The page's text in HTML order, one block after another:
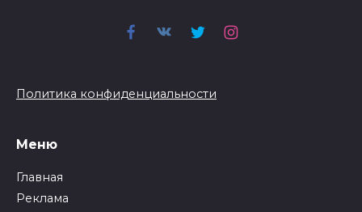
Политика конфиденциальности
Меню
Главная
Реклама